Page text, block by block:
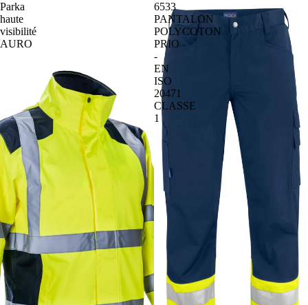
Parka
haute
visibilité
AURO
6533
PANTALON
POLYCOTON
PRIO
-
EN
ISO
20471
CLASSE
1